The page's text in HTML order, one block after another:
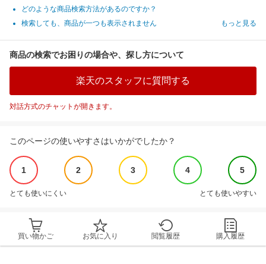
どのような商品検索方法があるのですか？
検索しても、商品が一つも表示されません
もっと見る
商品の検索でお困りの場合や、探し方について
楽天のスタッフに質問する
対話方式のチャットが開きます。
このページの使いやすさはいかがでしたか？
1 2 3 4 5
とても使いにくい とても使いやすい
買い物かご お気に入り 閲覧履歴 購入履歴